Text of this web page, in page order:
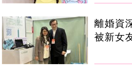
離婚資
被新女